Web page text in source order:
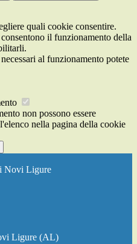
quali cookie consentire.
il funzionamento della
al funzionamento potete
non possono essere
nella pagina della cookie
Novi Ligure
Ligure (AL)